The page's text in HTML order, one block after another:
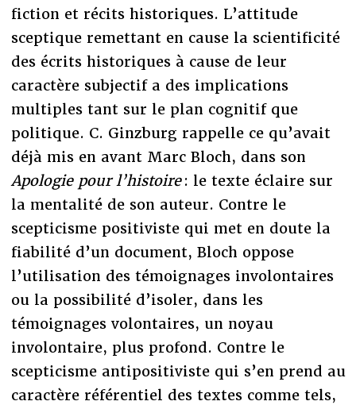
fiction et récits historiques. L’attitude
sceptique remettant en cause la scientificité
des écrits historiques à cause de leur
caractère subjectif a des implications
multiples tant sur le plan cognitif que
politique. C. Ginzburg rappelle ce qu’avait
déjà mis en avant Marc Bloch, dans son
Apologie pour l’histoire: le texte éclaire sur
la mentalité de son auteur. Contre le
scepticisme positiviste qui met en doute la
fiabilité d’un document, Bloch oppose
l’utilisation des témoignages involontaires
ou la possibilité d’isoler, dans les
témoignages volontaires, un noyau
involontaire, plus profond. Contre le
scepticisme antipositiviste qui s’en prend au
caractère référentiel des textes comme tels,